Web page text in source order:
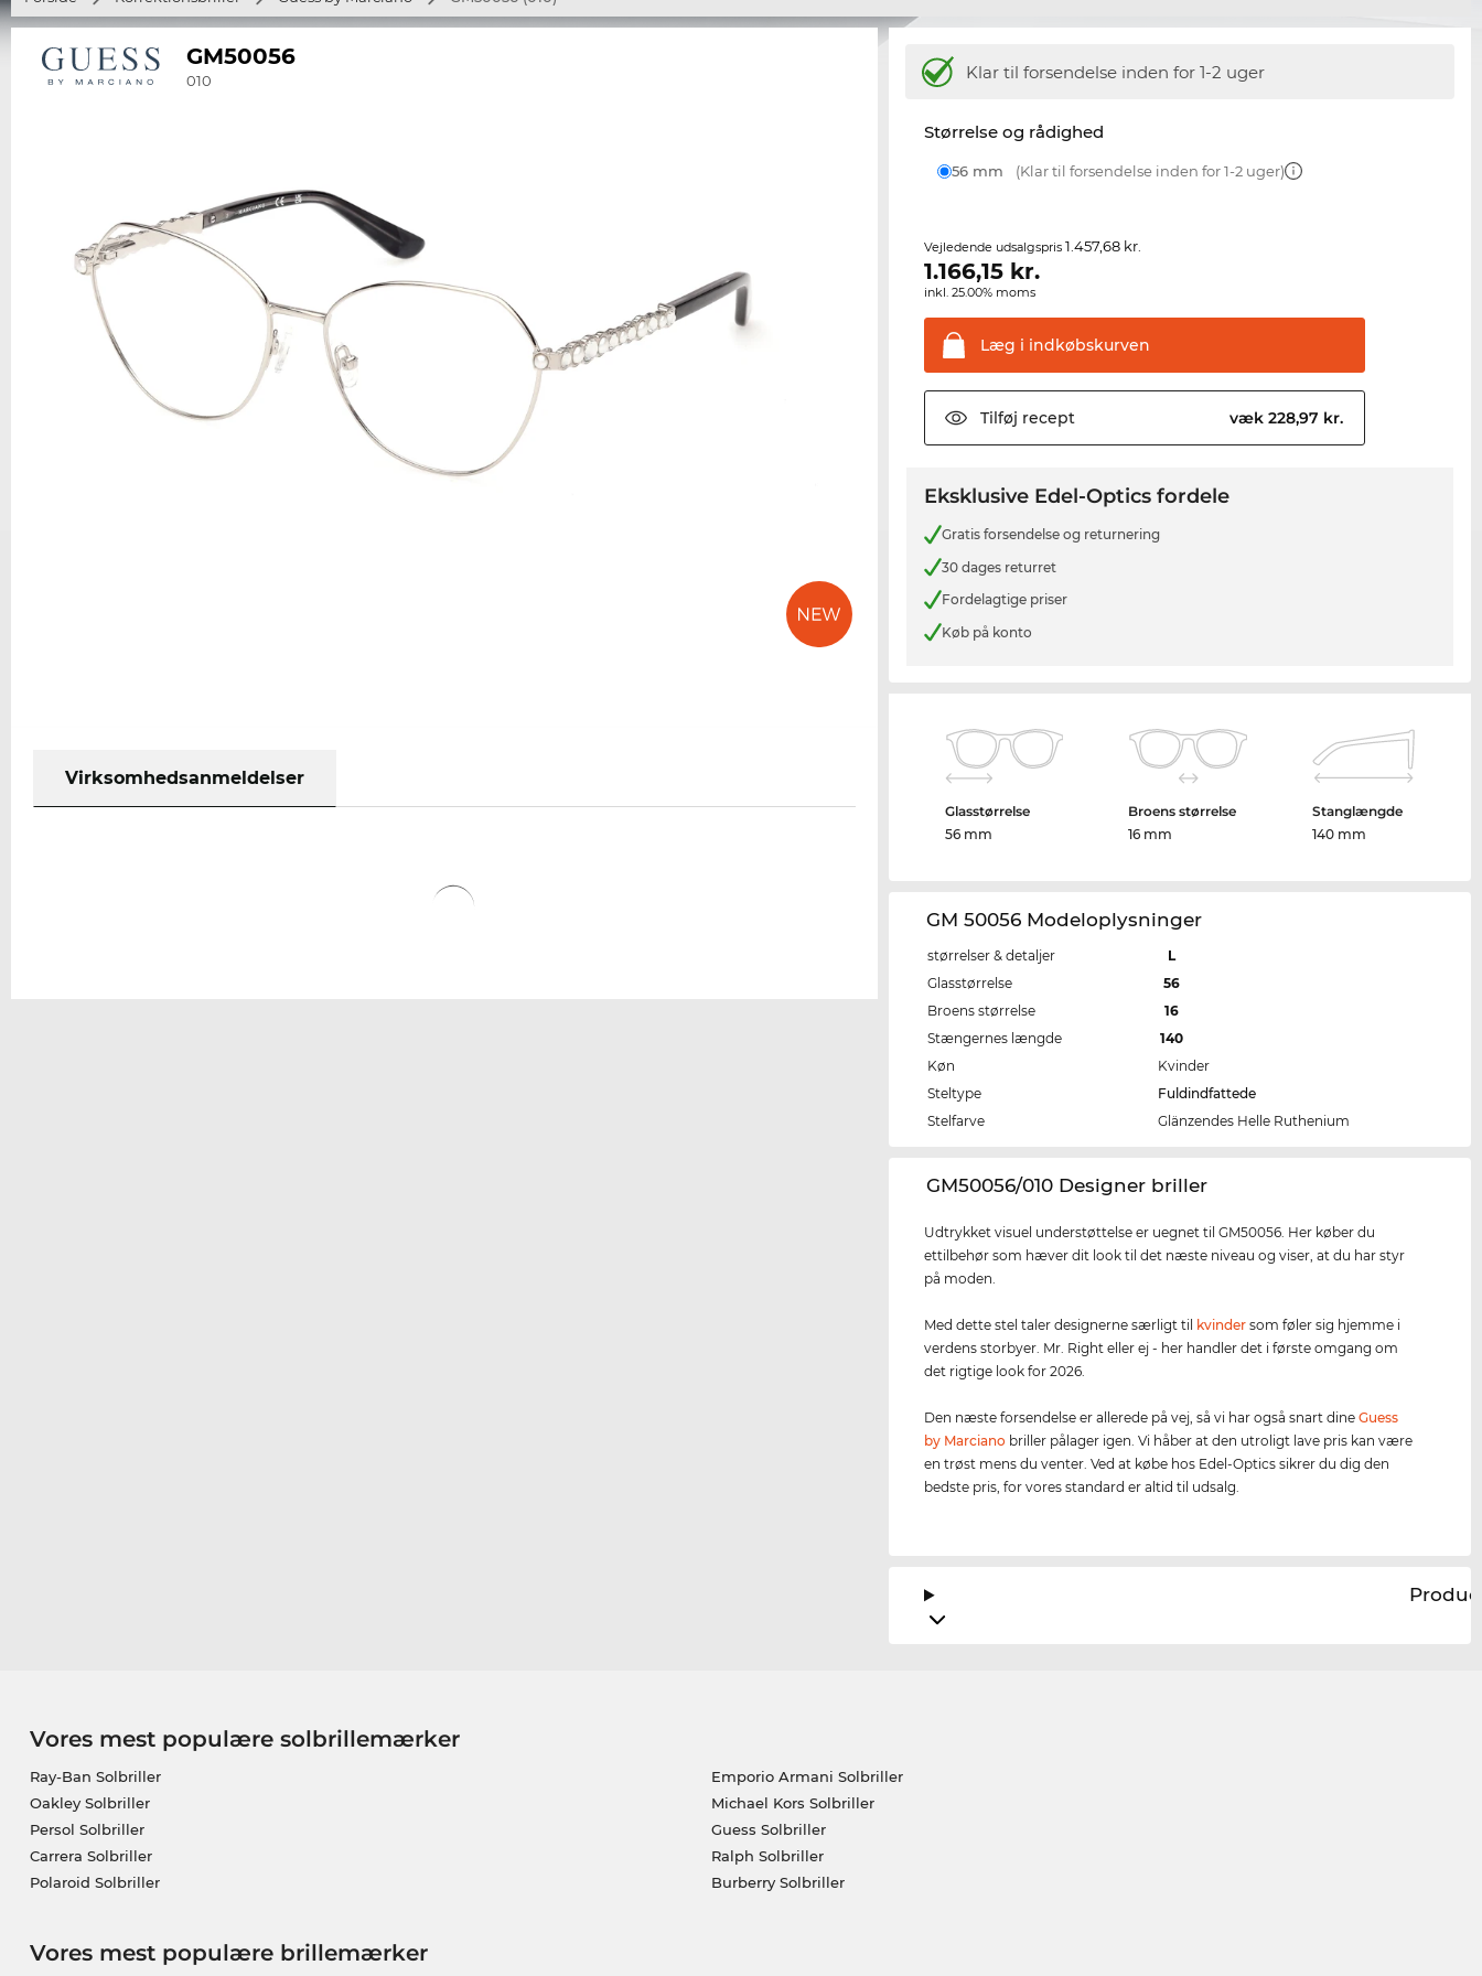
GM50056
010
Virksomhedsanmeldelser
Klar til forsendelse inden for 1-2 uger
Størrelse og rådighed
56 mm (Klar til forsendelse inden for 1-2 uger)
Vejledende udsalgspris1.457,68 kr.
1.166,15 kr.
inkl. 25.00% moms
Læg i indkøbskurven
Tilføj recept væk 228,97 kr.
Eksklusive Edel-Optics fordele
Gratis forsendelse og returnering
30 dages returret
Fordelagtige priser
Køb på konto
Glasstørrelse
56 mm
Broens størrelse
16 mm
Stanglængde
140 mm
GM 50056 Modeloplysninger
størrelser & detaljer
L
Glasstørrelse
56
Broens størrelse
16
Stængernes længde
140
Køn
Kvinder
Steltype
Fuldindfattede
Stelfarve
Glänzendes Helle Ruthenium
‌GM50056/010 Designer briller
Udtrykket visuel understøttelse er uegnet til GM50056. Her køber du
ettilbehør som hæver dit look til det næste niveau og viser, at du har styr
på moden.
Med dette stel taler designerne særligt til kvinder som føler sig hjemme i
verdens storbyer. Mr. Right eller ej - her handler det i første omgang om
det rigtige look for 2026.
Den næste forsendelse er allerede på vej, så vi har også snart dineGuess
by Marciano briller pålager igen. Vi håber at den utroligt lave pris kan være
en trøst mens du venter. Ved at købe hos Edel-Optics sikrer du dig den
bedste pris, for vores standard er altid til udsalg.
Vores mest populære solbrillemærker
Ray-Ban Solbriller
Oakley Solbriller
Persol Solbriller
Carrera Solbriller
Polaroid Solbriller
Emporio Armani Solbriller
Michael Kors Solbriller
Guess Solbriller
Ralph Solbriller
Burberry Solbriller
Vores mest populære brillemærker